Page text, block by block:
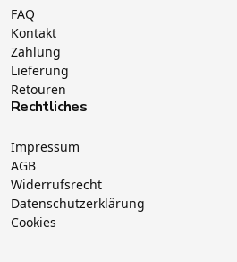
FAQ
Kontakt
Zahlung
Lieferung
Retouren
Rechtliches
Impressum
AGB
Widerrufsrecht
Datenschutzerklärung
Cookies